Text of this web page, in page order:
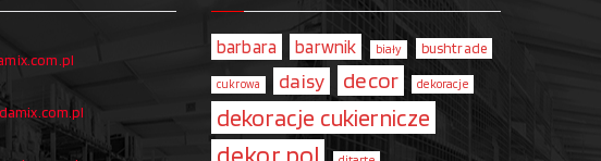
barbara barwnik biały bushtrade
cukrowa daisy decor dekoracje
dekoracje cukiernicze